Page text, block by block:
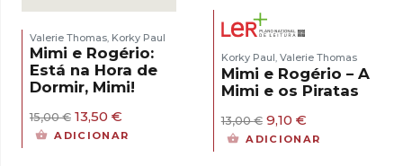
Valerie Thomas Korky Paul
Mimi e Rogério:
Está na Hora de
Dormir, Mimi!
15,00€ O
preço
13,50 €
preço
ADICIONAR
Korky Paul, Valerie Thomas
Mimi e Rogério – A
Mimi e os Piratas
13,00€ O
preço
9,10 €O
preço
ADICIONAR